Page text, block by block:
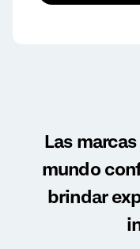
Las
mundo
brindar